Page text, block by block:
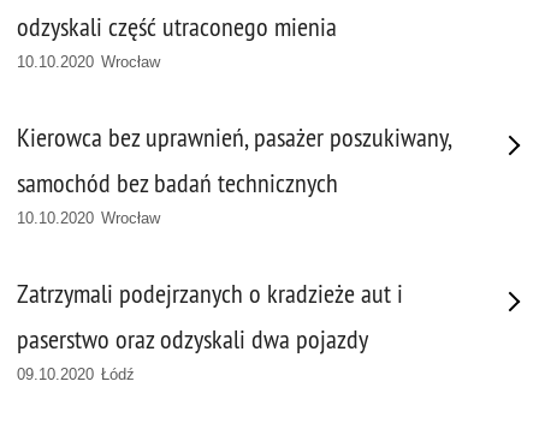
odzyskali część utraconego mienia
10.10.2020 Wrocław
Kierowca bez uprawnień, pasażer poszukiwany,
samochód bez badań technicznych
10.10.2020 Wrocław
Zatrzymali podejrzanych o kradzieże aut i
paserstwo oraz odzyskali dwa pojazdy
09.10.2020 Łódź